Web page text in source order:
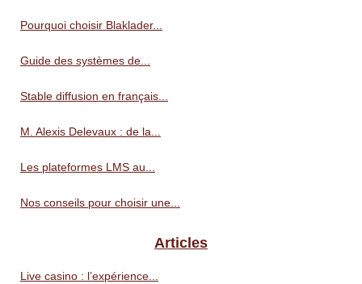
Pourquoi choisir Blaklader...
Guide des systèmes de...
Stable diffusion en français...
M. Alexis Delevaux : de la...
Les plateformes LMS au...
Nos conseils pour choisir une...
Articles
Live casino : l’expérience...